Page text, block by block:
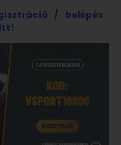
/ belépés
itt!